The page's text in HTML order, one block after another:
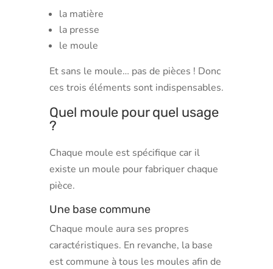
la matière
la presse
le moule
Et sans le moule… pas de pièces ! Donc
ces trois éléments sont indispensables.
Quel moule pour quel usage
?
Chaque moule est spécifique car il
existe un moule pour fabriquer chaque
pièce.
Une base commune
Chaque moule aura ses propres
caractéristiques. En revanche, la base
est commune à tous les moules afin de